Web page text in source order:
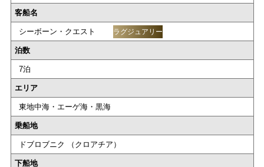
客船名
シーボーン・クエスト ラグジュアリー
泊数
7泊
エリア
東地中海・エーゲ海・黒海
乗船地
ドブロブニク （クロアチア）
下船地